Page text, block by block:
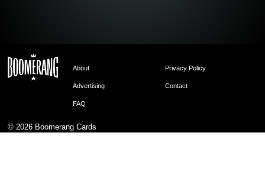
About Privacy Policy
Advertising Contact
FAQ
© 2026 Boomerang Cards